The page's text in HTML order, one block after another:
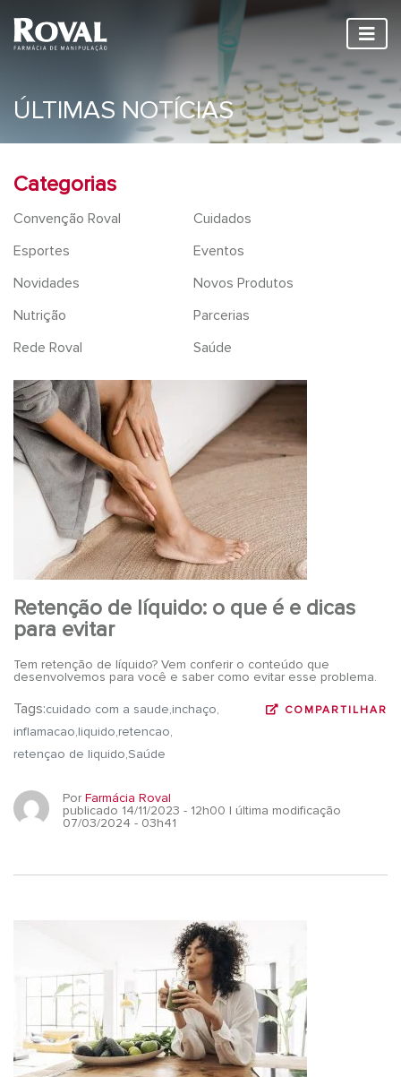
ÚLTIMAS NOTÍCIAS
Categorias
Convenção Roval
Cuidados
Esportes
Eventos
Novidades
Novos Produtos
Nutrição
Parcerias
Rede Roval
Saúde
Retenção de líquido: o que é e dicas
para evitar
Tem retenção de líquido? Vem conferir o conteúdo que
desenvolvemos para você e saber como evitar esse problema.
COMPARTILHAR
Tags:cuidado com a saude inchaço
inflamacao liquido retencao
retençao de liquido Saúde
PorFarmácia Roval
publicado 14/11/2023 - 12h00 | última modificação
07/03/2024 - 03h41